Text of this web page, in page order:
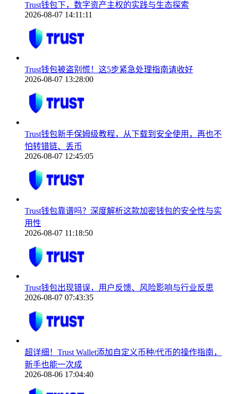
Trust钱包下，数字资产主权的实践与生态探索
2026-08-07 14:11:11
Trust钱包被盗别慌！这5步紧急处理指南请收好
2026-08-07 13:28:00
Trust钱包新手保姆级教程，从下载到安全使用，再也不
怕转错链、丢币
2026-08-07 12:45:05
Trust钱包靠谱吗？深度解析这款加密钱包的安全性与实
用性
2026-08-07 11:18:50
Trust钱包出现错误，用户反馈、风险影响与行业反思
2026-08-07 07:43:35
超详细！Trust Wallet添加自定义币种/代币的操作指南，
新手也能一次成
2026-08-06 17:04:40